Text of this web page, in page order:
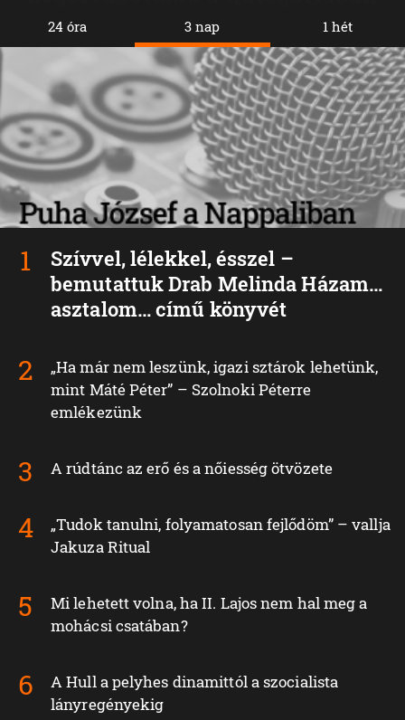
24 óra 3 nap
Szívvel, lélekkel, ésszel –
bemutattuk Drab Melinda Házam…
asztalom… című könyvét
„Ha már nem leszünk, igazi sztárok lehetünk,
mint Máté Péter” – Szolnoki Péterre
emlékezünk
A rúdtánc az erő és a nőiesség ötvözete
„Tudok tanulni, folyamatosan fejlődöm” – vallja
Jakuza Ritual
Mi lehetett volna, ha II. Lajos nem hal meg a
mohácsi csatában?
A Hull a pelyhes dinamittól a szocialista
lányregényekig
1 hét